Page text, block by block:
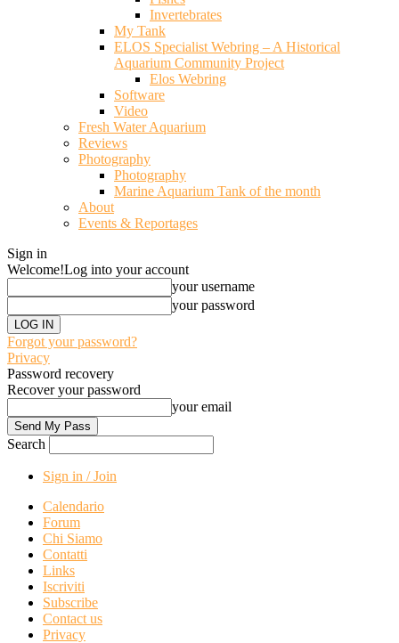
Invertebrates
My Tank
ELOS Specialist Webring – A Historical
Aquarium Community Project
Elos Webring
Software
Video
Fresh Water Aquarium
Reviews
Photography
Photography
Marine Aquarium Tank of the month
About
Events & Reportages
Sign in
Welcome!Log into your account
your username
your password
Forgot your password?
Privacy
Password recovery
Recover your password
your email
Search
Sign in / Join
Calendario
Forum
Chi Siamo
Contatti
Links
Iscriviti
Subscribe
Contact us
Privacy